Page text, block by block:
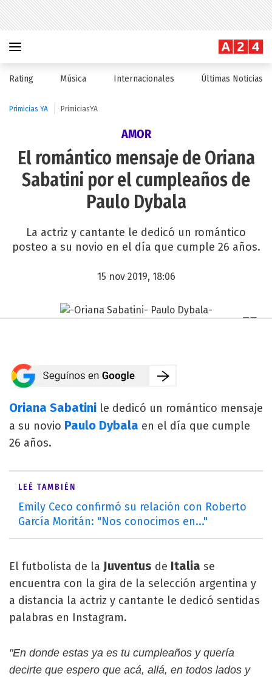
Rating Música Internacionales Últimas Noticias
Primicias YA PrimiciasYA
AMOR
El romántico mensaje de Oriana
Sabatini por el cumpleaños de
Paulo Dybala
La actriz y cantante le dedicó un romántico
posteo a su novio en el día que cumple 26 años.
15 nov 2019, 18:06
Oriana Sabatini le dedicó un romántico mensaje
a su novio Paulo Dybala en el día que cumple
26 años.
LEÉ TAMBIÉN
Emily Ceco confirmó su relación con Roberto
García Moritán: "Nos conocimos en..."
El futbolista de la Juventus de Italia se
encuentra con la gira de la selección argentina y
a distancia la actriz y cantante le dedicó sentidas
palabras en Instagram.
"En donde estas ya es tu cumpleaños y quería
decirte que espero que acá, allá, en todos lados y